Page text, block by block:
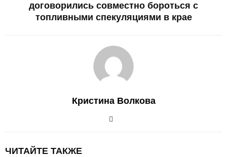
договорились совместно бороться с
топливными спекуляциями в крае
Кристина Волкова
ЧИТАЙТЕ ТАКЖЕ